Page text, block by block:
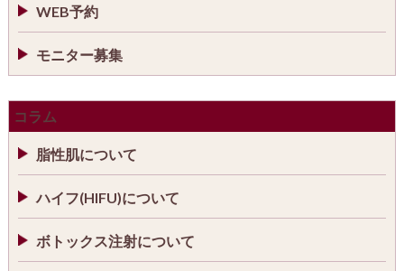
WEB予約
モニター募集
コラム
脂性肌について
ハイフ(HIFU)について
ボトックス注射について